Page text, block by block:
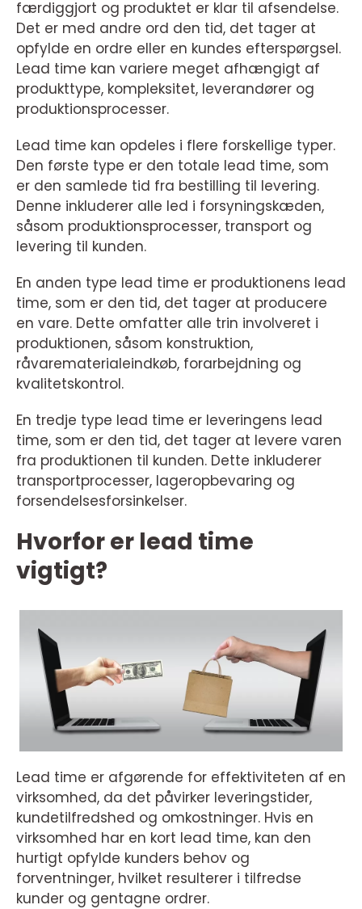
færdiggjort og produktet er klar til afsendelse.
Det er med andre ord den tid, det tager at
opfylde en ordre eller en kundes efterspørgsel.
Lead time kan variere meget afhængigt af
produkttype, kompleksitet, leverandører og
produktionsprocesser.
Lead time kan opdeles i flere forskellige typer.
Den første type er den totale lead time, som
er den samlede tid fra bestilling til levering.
Denne inkluderer alle led i forsyningskæden,
såsom produktionsprocesser, transport og
levering til kunden.
En anden type lead time er produktionens lead
time, som er den tid, det tager at producere
en vare. Dette omfatter alle trin involveret i
produktionen, såsom konstruktion,
råvarematerialeindkøb, forarbejdning og
kvalitetskontrol.
En tredje type lead time er leveringens lead
time, som er den tid, det tager at levere varen
fra produktionen til kunden. Dette inkluderer
transportprocesser, lageropbevaring og
forsendelsesforsinkelser.
Hvorfor er lead time
vigtigt?
Lead time er afgørende for effektiviteten af en
virksomhed, da det påvirker leveringstider,
kundetilfredshed og omkostninger. Hvis en
virksomhed har en kort lead time, kan den
hurtigt opfylde kunders behov og
forventninger, hvilket resulterer i tilfredse
kunder og gentagne ordrer.